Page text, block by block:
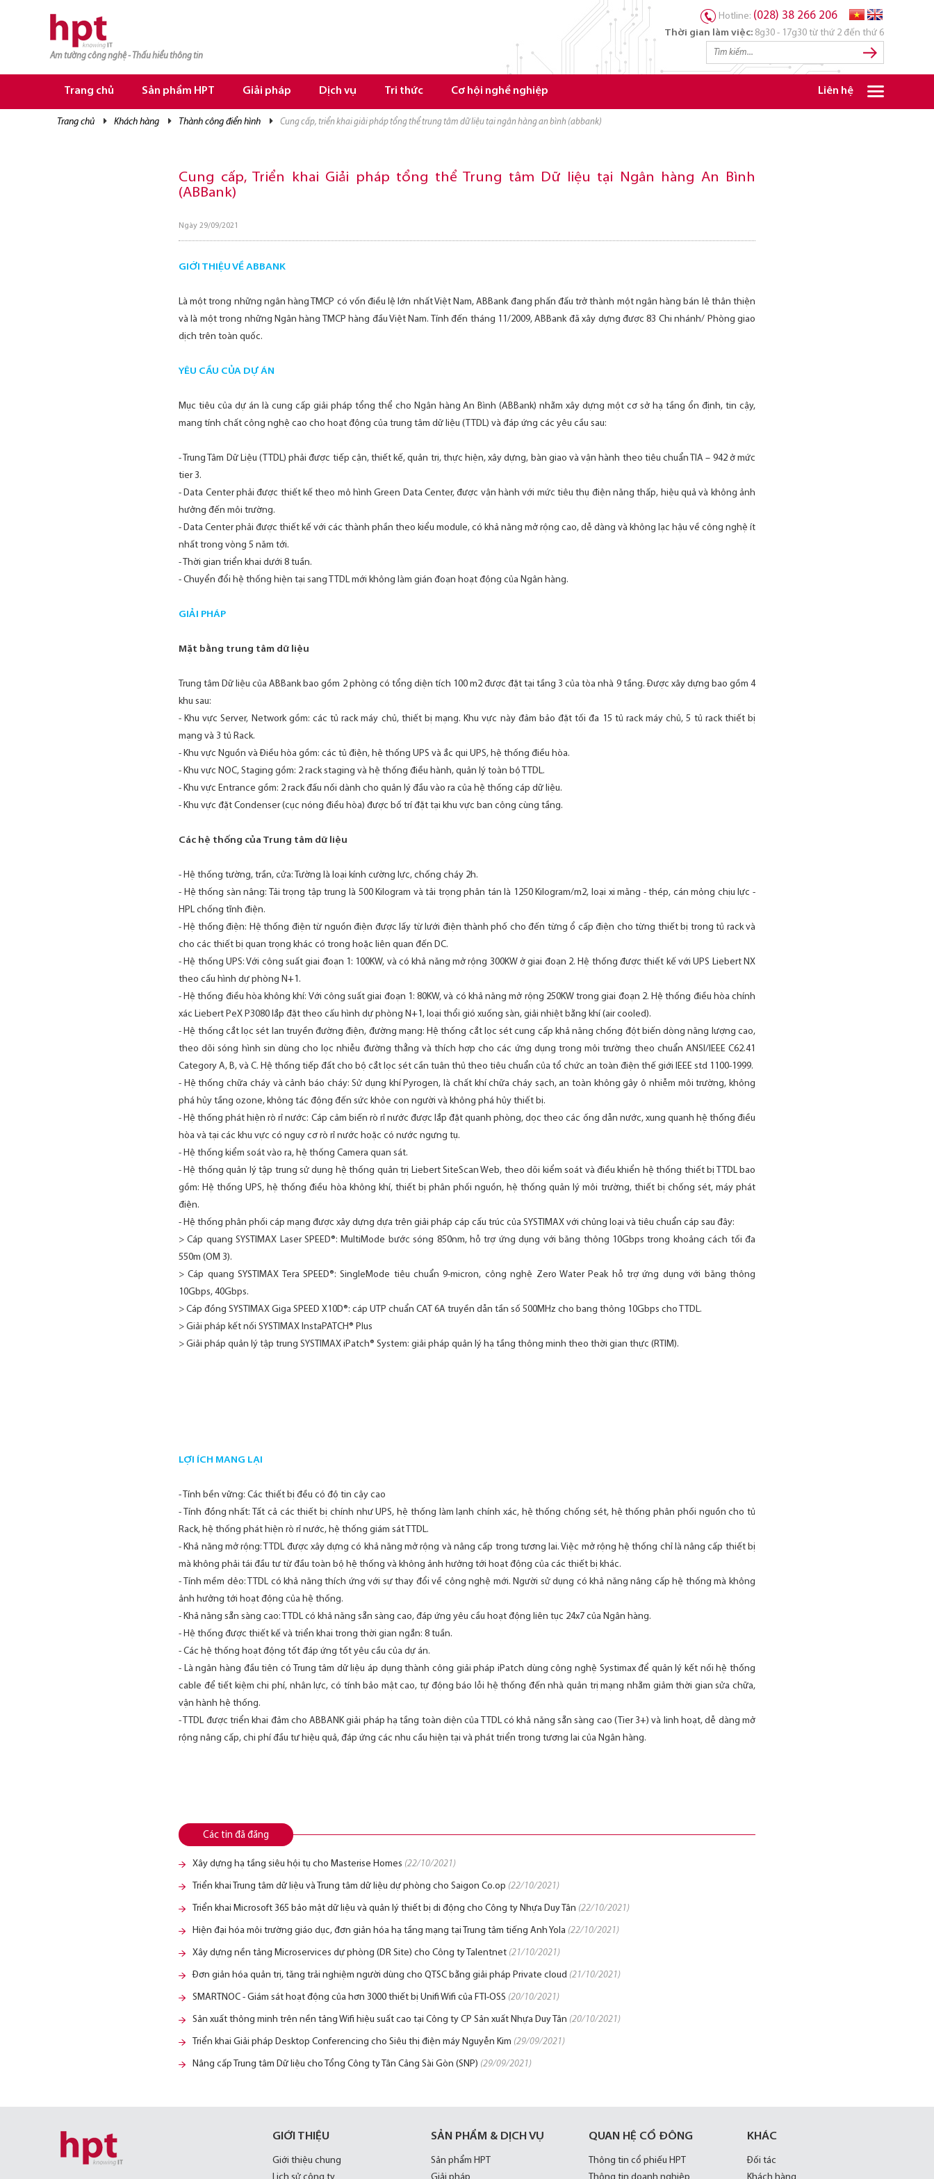
Am tường công nghệ - Thấu hiểu thông tin
Hotline: (028) 38 266 206
Thời gian làm việc: 8g30 - 17g30 từ thứ 2 đến thứ 6
Trang chủ Sản phẩm HPT Giải pháp Dịch vụ Tri thức Cơ hội nghề nghiệp Liên hệ
trang chủ khách hàng thành công điển hình cung cấp, triển khai giải pháp tổng thể trung tâm dữ liệu tại ngân hàng an bình (abbank)
Cung cấp, Triển khai Giải pháp tổng thể Trung tâm Dữ liệu tại Ngân hàng An Bình
(ABBank)
Ngày 29/09/2021
GIỚI THIỆU VỀ ABBANK
Là một trong những ngân hàng TMCP có vốn điều lệ lớn nhất Việt Nam, ABBank đang phấn đấu trở thành một ngân hàng bán lẻ thân thiện
và là một trong những Ngân hàng TMCP hàng đầu Việt Nam. Tính đến tháng 11/2009, ABBank đã xây dựng được 83 Chi nhánh/ Phòng giao
dịch trên toàn quốc.
YÊU CẦU CỦA DỰ ÁN
Mục tiêu của dự án là cung cấp giải pháp tổng thể cho Ngân hàng An Bình (ABBank) nhằm xây dựng một cơ sở hạ tầng ổn định, tin cậy,
mang tính chất công nghệ cao cho hoạt động của trung tâm dữ liệu (TTDL) và đáp ứng các yêu cầu sau:
- Trung Tâm Dữ Liệu (TTDL) phải được tiếp cận, thiết kế, quản trị, thực hiện, xây dựng, bàn giao và vận hành theo tiêu chuẩn TIA – 942 ở mức
tier 3.
- Data Center phải được thiết kế theo mô hình Green Data Center, được vận hành với mức tiêu thụ điện năng thấp, hiệu quả và không ảnh
hưởng đến môi trường.
- Data Center phải được thiết kế với các thành phần theo kiểu module, có khả năng mở rộng cao, dễ dàng và không lạc hậu về công nghệ ít
nhất trong vòng 5 năm tới.
- Thời gian triển khai dưới 8 tuần.
- Chuyển đổi hệ thống hiện tại sang TTDL mới không làm gián đoạn hoạt động của Ngân hàng.
GIẢI PHÁP
Mặt bằng trung tâm dữ liệu
Trung tâm Dữ liệu của ABBank bao gồm 2 phòng có tổng diện tích 100 m2 được đặt tại tầng 3 của tòa nhà 9 tầng. Được xây dựng bao gồm 4
khu sau:
- Khu vực Server, Network gồm: các tủ rack máy chủ, thiết bị mạng. Khu vực này đảm bảo đặt tối đa 15 tủ rack máy chủ, 5 tủ rack thiết bị
mạng và 3 tủ Rack.
- Khu vực Nguồn và Điều hòa gồm: các tủ điện, hệ thống UPS và ắc qui UPS, hệ thống điều hòa.
- Khu vực NOC, Staging gồm: 2 rack staging và hệ thống điều hành, quản lý toàn bộ TTDL.
- Khu vực Entrance gồm: 2 rack đấu nối dành cho quản lý đầu vào ra của hệ thống cáp dữ liệu.
- Khu vực đặt Condenser (cục nóng điều hòa) được bố trí đặt tại khu vực ban công cùng tầng.
Các hệ thống của Trung tâm dữ liệu
- Hệ thống tường, trần, cửa: Tường là loại kính cường lực, chống cháy 2h.
- Hệ thống sàn nâng: Tải trọng tập trung là 500 Kilogram và tải trọng phân tán là 1250 Kilogram/m2, loại xi măng - thép, cán mỏng chịu lực -
HPL chống tĩnh điện.
- Hệ thống điện: Hệ thống điện từ nguồn điện được lấy từ lưới điện thành phố cho đến từng ổ cấp điện cho từng thiết bị trong tủ rack và
cho các thiết bị quan trọng khác có trong hoặc liên quan đến DC.
- Hệ thống UPS: Với công suất giai đoạn 1: 100KW, và có khả năng mở rộng 300KW ở giai đoạn 2. Hệ thống được thiết kế với UPS Liebert NX
theo cấu hình dự phòng N+1.
- Hệ thống điều hòa không khí: Với công suất giai đoạn 1: 80KW, và có khả năng mở rộng 250KW trong giai đoạn 2. Hệ thống điều hòa chính
xác Liebert PeX P3080 lắp đặt theo cấu hình dự phòng N+1, loại thổi gió xuống sàn, giải nhiệt bằng khí (air cooled).
- Hệ thống cắt lọc sét lan truyền đường điện, đường mạng: Hệ thống cắt lọc sét cung cấp khả năng chống đột biến dòng năng lượng cao,
theo dõi sóng hình sin dùng cho lọc nhiễu đường thẳng và thích hợp cho các ứng dụng trong môi trường theo chuẩn ANSI/IEEE C62.41
Category A, B, và C. Hệ thống tiếp đất cho bộ cắt lọc sét cần tuân thủ theo tiêu chuẩn của tổ chức an toàn điện thế giới IEEE std 1100-1999.
- Hệ thống chữa cháy và cảnh báo cháy: Sử dụng khí Pyrogen, là chất khí chữa cháy sạch, an toàn không gây ô nhiễm môi trường, không
phá hủy tầng ozone, không tác động đến sức khỏe con người và không phá hủy thiết bị.
- Hệ thống phát hiện rò rỉ nước: Cáp cảm biến rò rỉ nước được lắp đặt quanh phòng, dọc theo các ống dẫn nước, xung quanh hệ thống điều
hòa và tại các khu vực có nguy cơ rò rỉ nước hoặc có nước ngưng tụ.
- Hệ thống kiểm soát vào ra, hệ thống Camera quan sát.
- Hệ thống quản lý tập trung sử dụng hệ thống quản trị Liebert SiteScan Web, theo dõi kiểm soát và điều khiển hệ thống thiết bị TTDL bao
gồm: Hệ thống UPS, hệ thống điều hòa không khí, thiết bị phân phối nguồn, hệ thống quản lý môi trường, thiết bị chống sét, máy phát
điện.
- Hệ thống phân phối cáp mạng được xây dựng dựa trên giải pháp cáp cấu trúc của SYSTIMAX với chủng loại và tiêu chuẩn cáp sau đây:
> Cáp quang SYSTIMAX Laser SPEED®: MultiMode bước sóng 850nm, hỗ trợ ứng dụng với băng thông 10Gbps trong khoảng cách tối đa
550m (OM 3).
> Cáp quang SYSTIMAX Tera SPEED®: SingleMode tiêu chuẩn 9-micron, công nghệ Zero Water Peak hỗ trợ ứng dụng với băng thông
10Gbps, 40Gbps.
> Cáp đồng SYSTIMAX Giga SPEED X10D®: cáp UTP chuẩn CAT 6A truyền dẫn tần số 500MHz cho bang thông 10Gbps cho TTDL.
> Giải pháp kết nối SYSTIMAX InstaPATCH® Plus
> Giải pháp quản lý tập trung SYSTIMAX iPatch® System: giải pháp quản lý hạ tầng thông minh theo thời gian thực (RTIM).
LỢI ÍCH MANG LẠI
- Tính bền vững: Các thiết bị đều có độ tin cậy cao
- Tính đồng nhất: Tất cả các thiết bị chính như UPS, hệ thống làm lạnh chính xác, hệ thống chống sét, hệ thống phân phối nguồn cho tủ
Rack, hệ thống phát hiện rò rỉ nước, hệ thống giám sát TTDL.
- Khả năng mở rộng: TTDL được xây dựng có khả năng mở rộng và nâng cấp trong tương lai. Việc mở rộng hệ thống chỉ là nâng cấp thiết bị
mà không phải tái đầu tư từ đầu toàn bộ hệ thống và không ảnh hưởng tới hoạt động của các thiết bị khác.
- Tính mềm dẻo: TTDL có khả năng thích ứng với sự thay đổi về công nghệ mới. Người sử dụng có khả năng nâng cấp hệ thống mà không
ảnh hưởng tới hoạt động của hệ thống.
- Khả năng sẵn sàng cao: TTDL có khả năng sẵn sàng cao, đáp ứng yêu cầu hoạt động liên tục 24x7 của Ngân hàng.
- Hệ thống được thiết kế và triển khai trong thời gian ngắn: 8 tuần.
- Các hệ thống hoạt động tốt đáp ứng tốt yêu cầu của dự án.
- Là ngân hàng đầu tiên có Trung tâm dữ liệu áp dụng thành công giải pháp iPatch dùng công nghệ Systimax để quản lý kết nối hệ thống
cable để tiết kiệm chi phí, nhân lực, có tính bảo mật cao, tự động báo lỗi hệ thống đến nhà quản trị mạng nhằm giảm thời gian sửa chữa,
vận hành hệ thống.
- TTDL được triển khai đảm cho ABBANK giải pháp hạ tầng toàn diện của TTDL có khả năng sẵn sàng cao (Tier 3+) và linh hoạt, dễ dàng mở
rộng nâng cấp, chi phí đầu tư hiệu quả, đáp ứng các nhu cầu hiện tại và phát triển trong tương lai của Ngân hàng.
Các tin đã đăng
Xây dựng hạ tầng siêu hội tụ cho Masterise Homes (22/10/2021)
Triển khai Trung tâm dữ liệu và Trung tâm dữ liệu dự phòng cho Saigon Co.op (22/10/2021)
Triển khai Microsoft 365 bảo mật dữ liệu và quản lý thiết bị di động cho Công ty Nhựa Duy Tân (22/10/2021)
Hiện đại hóa môi trường giáo dục, đơn giản hóa hạ tầng mạng tại Trung tâm tiếng Anh Yola (22/10/2021)
Xây dựng nền tảng Microservices dự phòng (DR Site) cho Công ty Talentnet (21/10/2021)
Đơn giản hóa quản trị, tăng trải nghiệm người dùng cho QTSC bằng giải pháp Private cloud (21/10/2021)
SMARTNOC - Giám sát hoạt động của hơn 3000 thiết bị Unifi Wifi của FTI-OSS (20/10/2021)
Sản xuất thông minh trên nền tảng Wifi hiệu suất cao tại Công ty CP Sản xuất Nhựa Duy Tân (20/10/2021)
Triển khai Giải pháp Desktop Conferencing cho Siêu thị điện máy Nguyễn Kim (29/09/2021)
Nâng cấp Trung tâm Dữ liệu cho Tổng Công ty Tân Cảng Sài Gòn (SNP) (29/09/2021)
GIỚI THIỆU
Giới thiệu chung
SẢN PHẨM & DỊCH VỤ
Sản phẩm HPT
QUAN HỆ CỔ ĐÔNG
Thông tin cổ phiếu HPT
KHÁC
Đối tác
TRANG CHỦ
TRANG CHỦ